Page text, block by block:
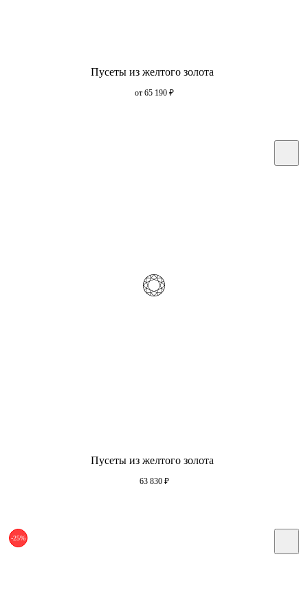
Пусеты из желтого золота
от 65 190 ₽
Пусеты из желтого золота
63 830 ₽
-25%